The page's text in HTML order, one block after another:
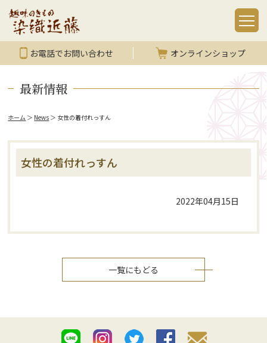
お電話でお問い合わせ オンラインショップ
最新情報
ホーム ＞ News ＞ 女性の着付れっすん
女性の着付れっすん
2022年04月15日
女
一覧にもどる